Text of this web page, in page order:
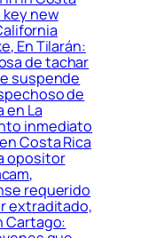
key new
En Tilarán:
de tachar
suspende
de
en La
inmediato
Costa Rica
opositor
requerido
extraditado,
Cartago: